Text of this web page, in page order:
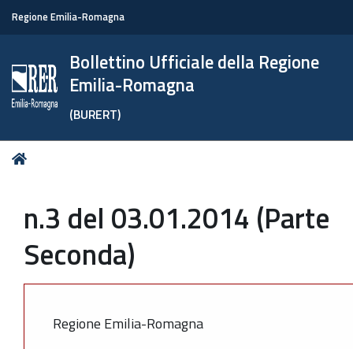
Regione Emilia-Romagna
Bollettino Ufficiale della Regione
Emilia-Romagna
(BURERT)
Tu
n.3 del 03.01.2014 (Parte
Seconda)
Regione Emilia-Romagna